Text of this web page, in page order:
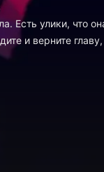
Есть улики, что
и верните